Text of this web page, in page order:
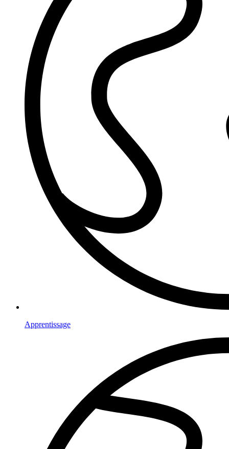
Apprentissage